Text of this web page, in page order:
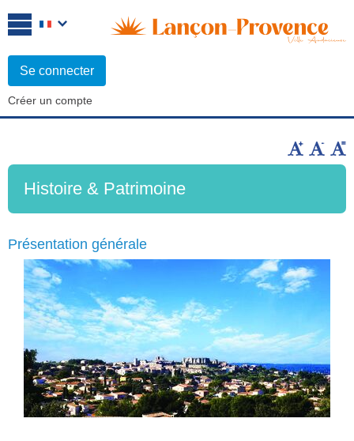
Se connecter
Créer un compte
Histoire & Patrimoine
Présentation générale